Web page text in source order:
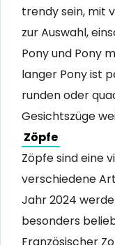
trendy sein, mit
zur Auswahl,
Pony und Pony
langer Pony ist
runden oder
Gesichtszüge
Zöpfe
Zöpfe sind eine
verschiedene
Jahr 2024
besonders